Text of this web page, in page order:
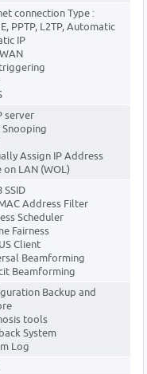
connection Type :
PPTP, L2TP, Automatic
IP
server
Snooping
Assign IP Address
on LAN (WOL)
SSID
Address Filter
Scheduler
Fairness
Client
Beamforming
Beamforming
Backup and
tools
System
Log